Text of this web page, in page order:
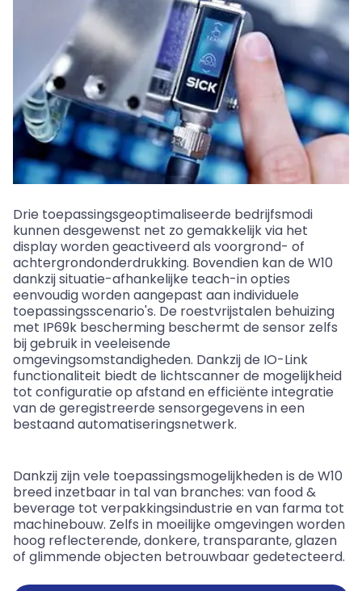
Drie toepassingsgeoptimaliseerde bedrijfsmodi
kunnen desgewenst net zo gemakkelijk via het
display worden geactiveerd als voorgrond- of
achtergrondonderdrukking. Bovendien kan de W10
dankzij situatie-afhankelijke teach-in opties
eenvoudig worden aangepast aan individuele
toepassingsscenario's. De roestvrijstalen behuizing
met IP69k bescherming beschermt de sensor zelfs
bij gebruik in veeleisende
omgevingsomstandigheden. Dankzij de IO-Link
functionaliteit biedt de lichtscanner de mogelijkheid
tot configuratie op afstand en efficiënte integratie
van de geregistreerde sensorgegevens in een
bestaand automatiseringsnetwerk.
Dankzij zijn vele toepassingsmogelijkheden is de W10
breed inzetbaar in tal van branches: van food&
beverage tot verpakkingsindustrie en van farma tot
machinebouw. Zelfs in moeilijke omgevingen worden
hoog reflecterende, donkere, transparante, glazen
of glimmende objecten betrouwbaar gedetecteerd.